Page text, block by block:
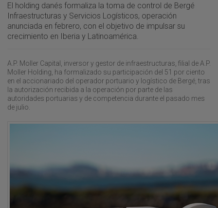
El holding danés formaliza la toma de control de Bergé
Infraestructuras y Servicios Logísticos, operación
anunciada en febrero, con el objetivo de impulsar su
crecimiento en Iberia y Latinoamérica.
A.P. Moller Capital, inversor y gestor de infraestructuras, filial de A.P.
Moller Holding, ha formalizado su participación del 51 por ciento
en el accionariado del operador portuario y logístico de Bergé, tras
la autorización recibida a la operación por parte de las
autoridades portuarias y de competencia durante el pasado mes
de julio.